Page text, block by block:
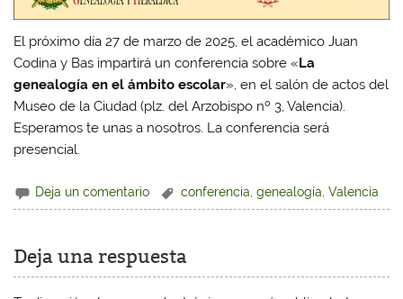
El próximo día 27 de marzo de 2025, el académico Juan
Codina y Bas impartirá un conferencia sobre «La
genealogía en el ámbito escolar», en el salón de actos del
Museo de la Ciudad (plz. del Arzobispo nº 3, Valencia).
Esperamos te unas a nosotros. La conferencia será
presencial.
Deja un comentario conferencia ,genealogía ,Valencia
Deja una respuesta